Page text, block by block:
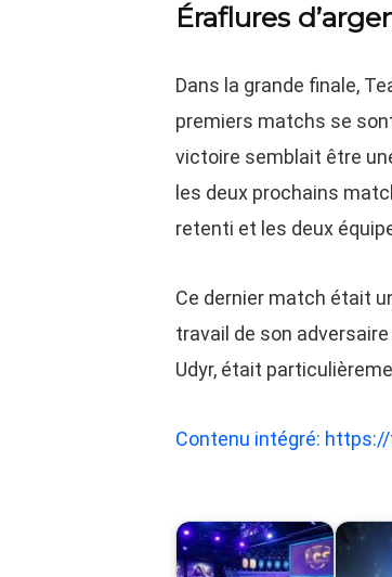
Éraflures
Dans la grande finale,
premiers matchs se
victoire semblait être
les deux prochains
retenti et les deux
Ce dernier match était
travail de son
Udyr, était
Contenu intégré: